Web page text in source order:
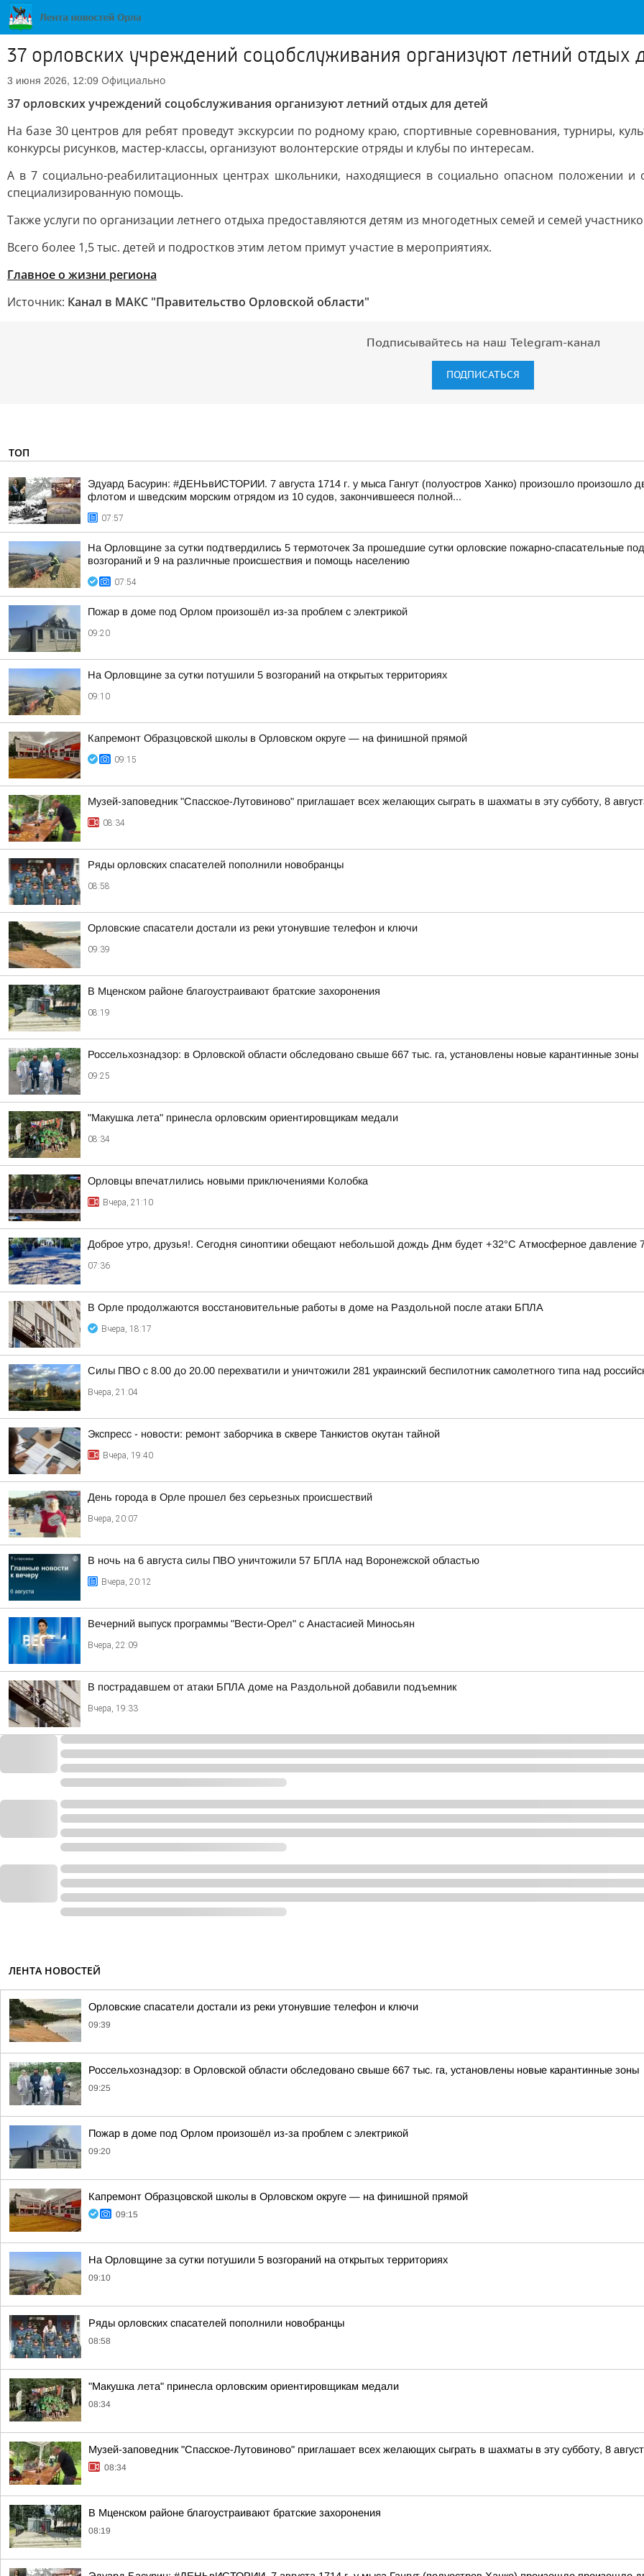
37 орловских учреждений соцобслуживания организуют летний отдых
3 июня 2026, 12:09 Официально
37 орловских учреждений соцобслуживания организуют летний отдых для детей
На базе 30 центров для ребят проведут экскурсии по родному краю, спортивные соревнования, турниры,
конкурсы рисунков, мастер-классы, организуют волонтерские отряды и клубы по интересам.
А в 7 социально-реабилитационных центрах школьники, находящиеся в социально опасном положении и
специализированную помощь.
Также услуги по организации летнего отдыха предоставляются детям из многодетных семей и семей
Всего более 1,5 тыс. детей и подростков этим летом примут участие в мероприятиях.
Главное о жизни региона
Источник: Канал в МАКС "Правительство Орловской области"
Подписывайтесь на наш Telegram-канал
ПОДПИСАТЬСЯ
ТОП
Эдуард Басурин: #ДЕНЬвИСТОРИИ. 7 августа 1714 г. у мыса Гангут (полуостров Ханко) произошло произошло
флотом и шведским морским отрядом из 10 судов, закончившееся полной...
07:57
На Орловщине за сутки подтвердились 5 термоточек За прошедшие сутки орловские пожарно-спасательные
возгораний и 9 на различные происшествия и помощь населению
07:54
Пожар в доме под Орлом произошёл из-за проблем с электрикой
09:20
На Орловщине за сутки потушили 5 возгораний на открытых территориях
09:10
Капремонт Образцовской школы в Орловском округе — на финишной прямой
09:15
Музей-заповедник "Спасское-Лутовиново" приглашает всех желающих сыграть в шахматы в эту субботу, 8
08:34
Ряды орловских спасателей пополнили новобранцы
08:58
Орловские спасатели достали из реки утонувшие телефон и ключи
09:39
В Мценском районе благоустраивают братские захоронения
08:19
Россельхознадзор: в Орловской области обследовано свыше 667 тыс. га, установлены новые карантинные зоны
09:25
"Макушка лета" принесла орловским ориентировщикам медали
08:34
Орловцы впечатлились новыми приключениями Колобка
Вчера, 21:10
Доброе утро, друзья!. Сегодня синоптики обещают небольшой дождь Днм будет +32°С Атмосферное давление
07:36
В Орле продолжаются восстановительные работы в доме на Раздольной после атаки БПЛА
Вчера, 18:17
Силы ПВО с 8.00 до 20.00 перехватили и уничтожили 281 украинский беспилотник самолетного типа над
Вчера, 21:04
Экспресс - новости: ремонт заборчика в сквере Танкистов окутан тайной
Вчера, 19:40
День города в Орле прошел без серьезных происшествий
Вчера, 20:07
В ночь на 6 августа силы ПВО уничтожили 57 БПЛА над Воронежской областью
Вчера, 20:12
Вечерний выпуск программы "Вести-Орел" с Анастасией Миносьян
Вчера, 22:09
В пострадавшем от атаки БПЛА доме на Раздольной добавили подъемник
Вчера, 19:33
ЛЕНТА НОВОСТЕЙ
Орловские спасатели достали из реки утонувшие телефон и ключи
09:39
Россельхознадзор: в Орловской области обследовано свыше 667 тыс. га, установлены новые карантинные зоны
09:25
Пожар в доме под Орлом произошёл из-за проблем с электрикой
09:20
Капремонт Образцовской школы в Орловском округе — на финишной прямой
09:15
На Орловщине за сутки потушили 5 возгораний на открытых территориях
09:10
Ряды орловских спасателей пополнили новобранцы
08:58
"Макушка лета" принесла орловским ориентировщикам медали
08:34
Музей-заповедник "Спасское-Лутовиново" приглашает всех желающих сыграть в шахматы в эту субботу, 8
08:34
В Мценском районе благоустраивают братские захоронения
08:19